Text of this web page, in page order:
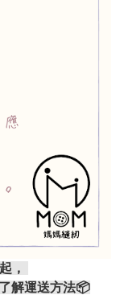
，
解運送方法📦